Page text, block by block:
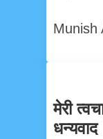
Munish
मेरी